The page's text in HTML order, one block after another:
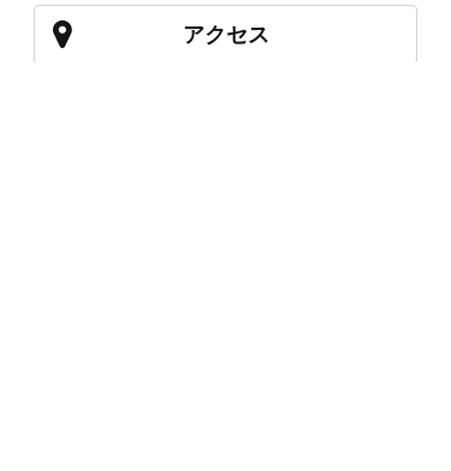
アクセス